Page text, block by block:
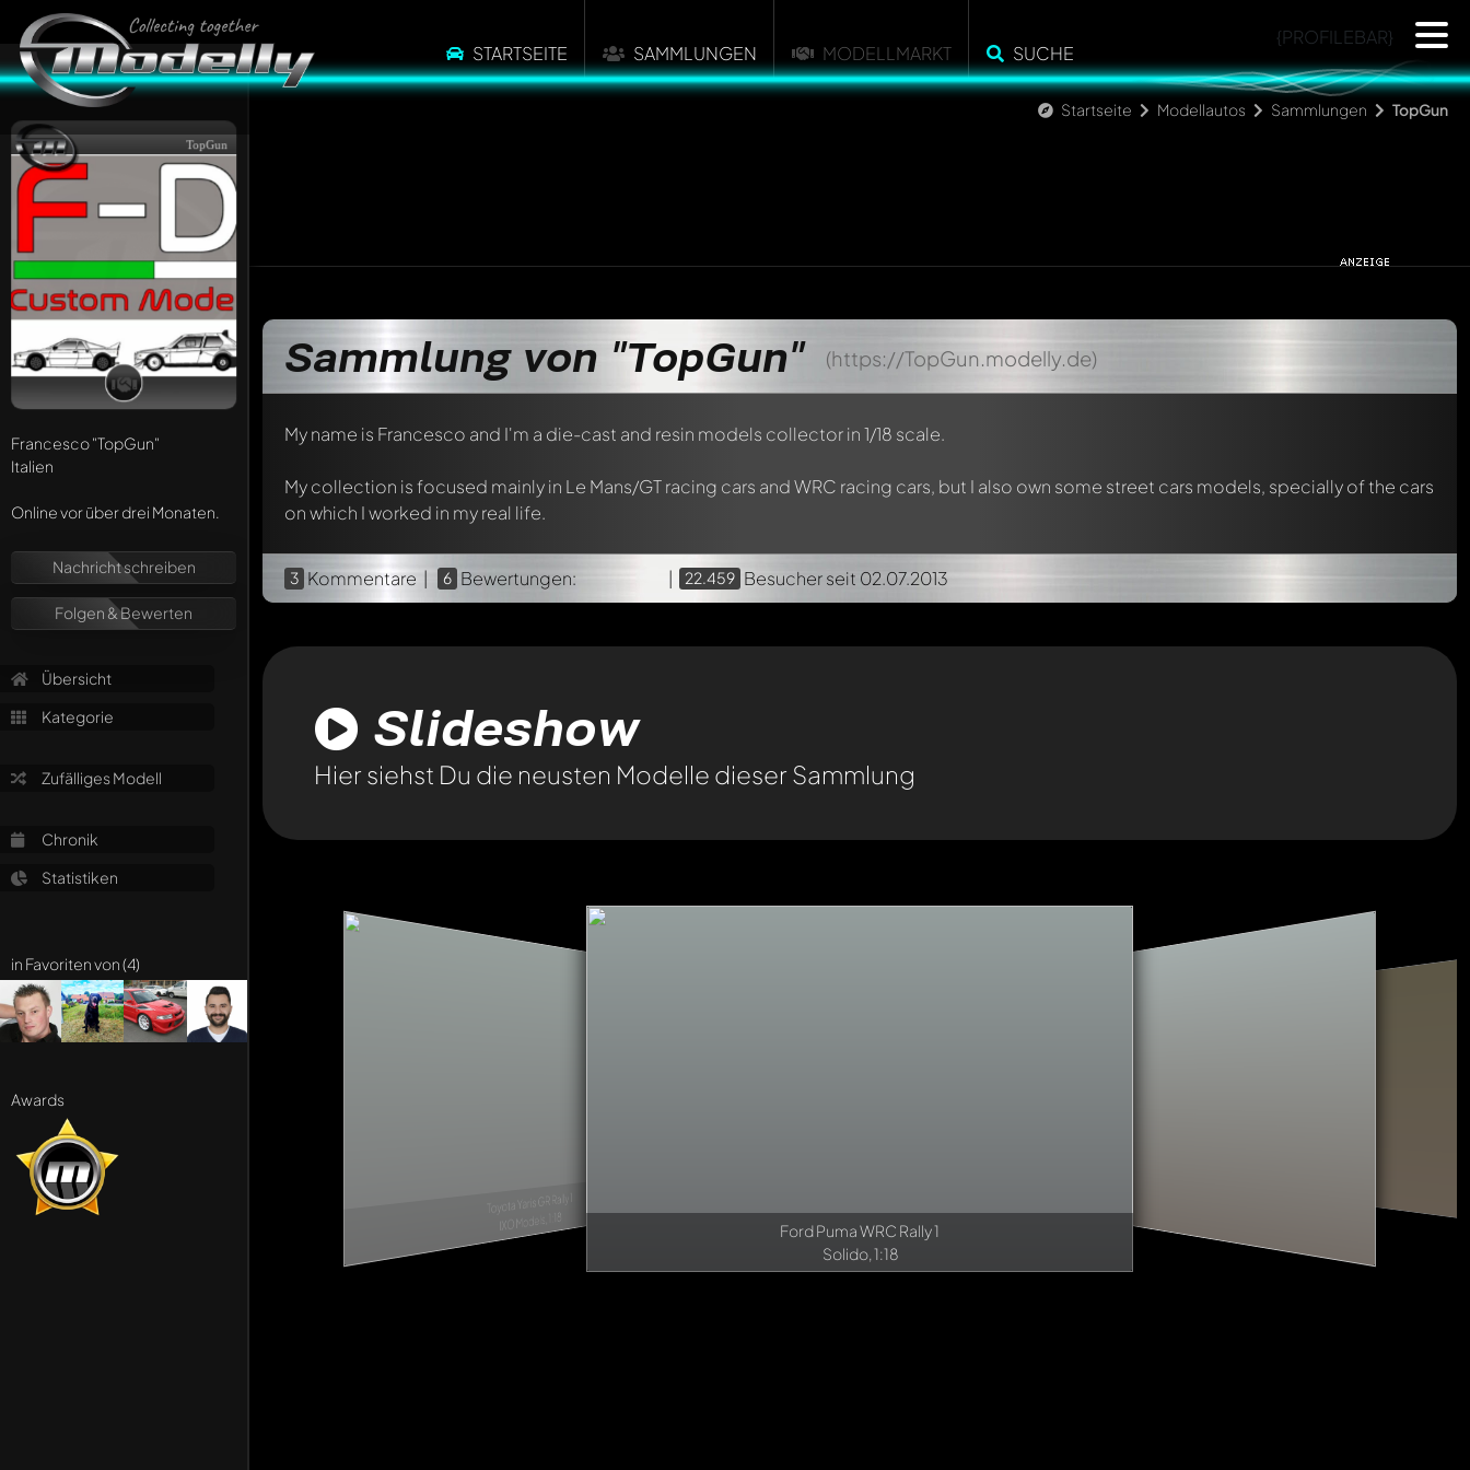
STARTSEITE SAMMLUNGEN MODELLMARKT SUCHE
{PROFILEBAR}
Startseite Modellautos Sammlungen TopGun
TopGun
Francesco"TopGun"
Italien
Online vor über drei Monaten.
Nachricht schreiben
Folgen & Bewerten
Übersicht
Kategorie
Zufälliges Modell
Chronik
Statistiken
in Favoriten von (4)
Awards
Sammlung von "TopGun" (https://TopGun.modelly.de)
My name is Francesco and I'm a die-cast and resin models collector in 1/18 scale.
My collection is focused mainly in Le Mans/GT racing cars and WRC racing cars, but I also own some street cars models, specially of the cars
on which I worked in my real life.
3 Kommentare | 6 Bewertungen: | 22.459 Besucherseit 02.07.2013
Slideshow
Hier siehst Du die neusten Modelle dieser Sammlung
Ford Puma WRC Rally 1
Solido, 1:18